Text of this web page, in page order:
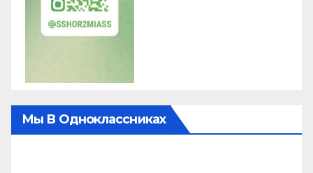
Мы В Одноклассниках